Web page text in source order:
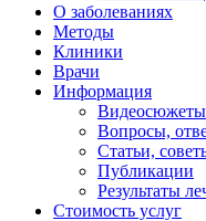
О заболеваниях
Методы
Клиники
Врачи
Информация
Видеосюжеты
Вопросы,
Статьи,
Публикации
Результаты
Стоимость услуг